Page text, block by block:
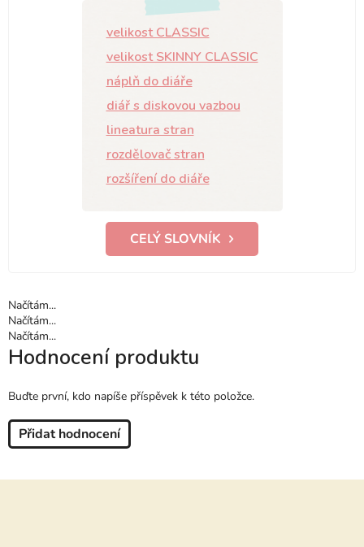
velikost CLASSIC
velikost SKINNY CLASSIC
náplň do diáře
diář s diskovou vazbou
lineatura stran
rozdělovač stran
rozšíření do diáře
CELÝ SLOVNÍK
Načítám...
Načítám...
Načítám...
Hodnocení produktu
Buďte první, kdo napíše příspěvek k této položce.
Přidat hodnocení